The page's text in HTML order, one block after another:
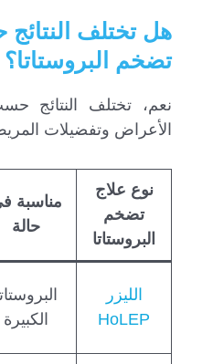
هل تختلف
تضخم البروستاتا؟
نعم، تختلف النتائج
الأعراض وتفضيلات
نوع علاج
تضخم
البروستاتا
مناسبة
حالة
الليزر
HoLEP
الكبيرة